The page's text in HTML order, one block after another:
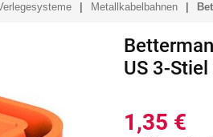
Metallkabelbahnen
US 3-Stiel
1,35 €